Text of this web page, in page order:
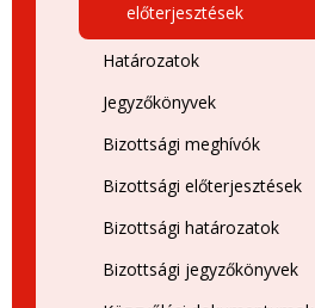
előterjesztések
Határozatok
Jegyzőkönyvek
Bizottsági meghívók
Bizottsági előterjesztések
Bizottsági határozatok
Bizottsági jegyzőkönyvek